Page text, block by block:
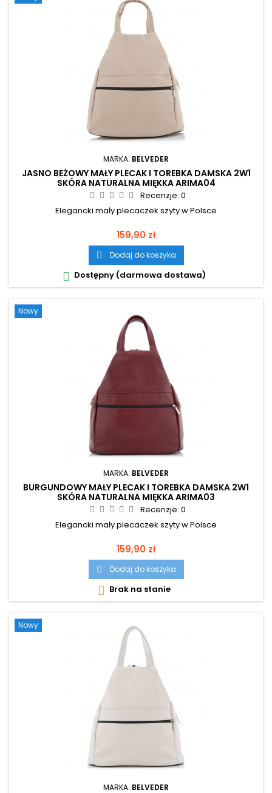
MARKA: BELVEDER
JASNO BEŻOWY MAŁY PLECAK I TOREBKA DAMSKA 2W1
SKÓRA NATURALNA MIĘKKA ARIMA04
Recenzje: 0
Elegancki mały plecaczek szyty w Polsce
Cena
159,90 zł
 Dodaj do koszyka
 Dostępny (darmowa dostawa)
Nowy
MARKA: BELVEDER
BURGUNDOWY MAŁY PLECAK I TOREBKA DAMSKA 2W1
SKÓRA NATURALNA MIĘKKA ARIMA03
Recenzje: 0
Elegancki mały plecaczek szyty w Polsce
Cena
159,90 zł
 Dodaj do koszyka
 Brak na stanie
Nowy
MARKA: BELVEDER